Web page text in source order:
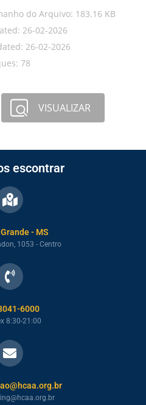
do Arquivo: 183.16 KB
26-02-2026
26-02-2026
78
VISUALIZAR
escontrar
- MS
1053 - Centro
6000
8:30-21:00